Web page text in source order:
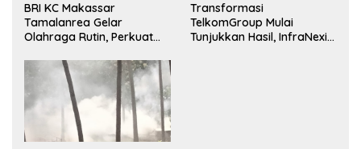
BRI KC Makassar
Tamalanrea Gelar
Olahraga Rutin, Perkuat
Kerja Sehat
Transformasi
TelkomGroup Mulai
Tunjukkan Hasil, InfraNexia